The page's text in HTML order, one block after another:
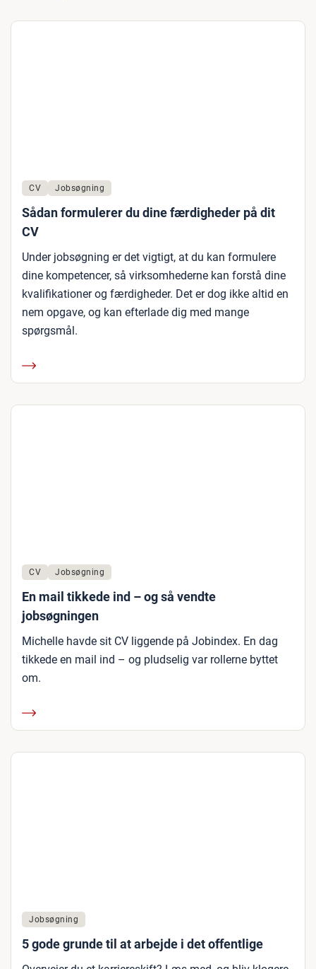
CV Jobsøgning
Sådan formulerer du dine færdigheder på dit
CV
Under jobsøgning er det vigtigt, at du kan formulere
dine kompetencer, så virksomhederne kan forstå dine
kvalifikationer og færdigheder. Det er dog ikke altid en
nem opgave, og kan efterlade dig med mange
spørgsmål.
CV Jobsøgning
En mail tikkede ind – og så vendte
jobsøgningen
Michelle havde sit CV liggende på Jobindex. En dag
tikkede en mail ind – og pludselig var rollerne byttet
om.
Jobsøgning
5 gode grunde til at arbejde i det offentlige